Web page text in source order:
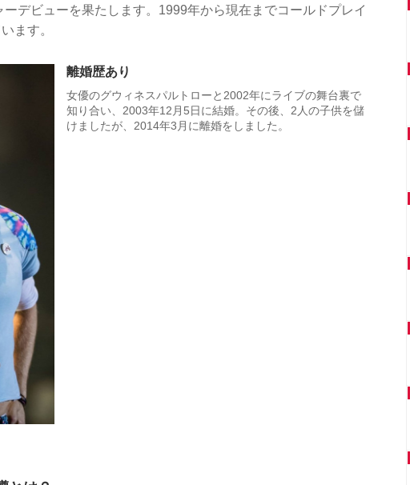
デビューを果たします。1999年から現在までコールドプレイ
ます。
離婚歴あり
女優のグウィネスパルトローと2002年にライブの舞台裏で
知り合い、2003年12月5日に結婚。その後、2人の子供を儲
けましたが、2014年3月に離婚をしました。